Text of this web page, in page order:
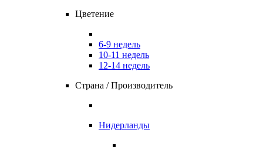
Цветение
6-9 недель
10-11 недель
12-14 недель
Страна / Производитель
Нидерланды